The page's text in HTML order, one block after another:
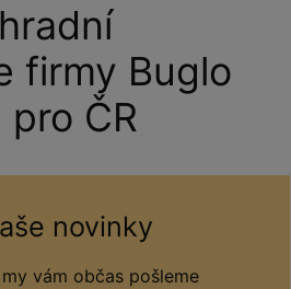
firmy Buglo
pro ČR
novinky
vám občas pošleme